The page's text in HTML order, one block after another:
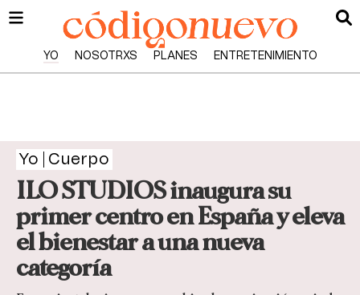
YO NOSOTRXS PLANES ENTRETENIMIENTO
Yo Cuerpo
ILO STUDIOS inaugura su
primer centro en España y eleva
el bienestar a una nueva
categoría